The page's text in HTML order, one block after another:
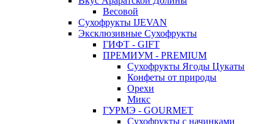
Весовой
Сухофрукты IJEVAN
Эксклюзивные Сухофрукты
ГИФТ - GIFT
ПРЕМИУМ - PREMIUM
Сухофрукты Ягоды Цукаты
Конфеты от природы
Орехи
Микс
ГУРМЭ - GOURMET
Сухофрукты с начинками